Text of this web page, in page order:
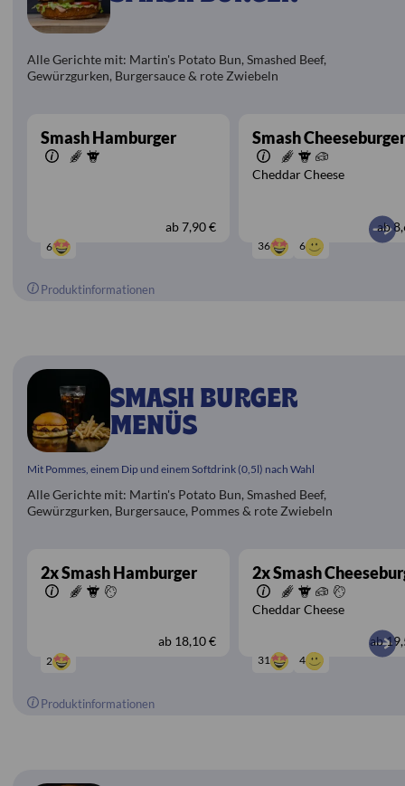
Alle Gerichte mit: Martin's Potato Bun, Smashed Beef,
Gewürzgurken, Burgersauce & rote Zwiebeln
Smash Hamburger
ab7,90 €
6
Smash Cheeseburger
Cheddar Cheese
ab
36 6
Produktinformationen
SMASH BURGER
MENÜS
Mit Pommes, einem Dip und einem Softdrink (0,5l) nach Wahl
Alle Gerichte mit: Martin's Potato Bun, Smashed Beef,
Gewürzgurken, Burgersauce, Pommes & rote Zwiebeln
2x Smash Hamburger
ab 18,10 €
2
2x Smash
Cheddar Cheese
ab
31 4
Produktinformationen